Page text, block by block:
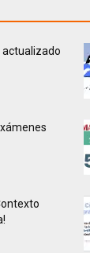
actualizado